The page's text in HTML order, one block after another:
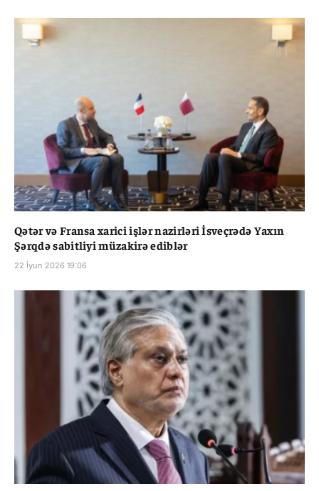
Qətər və Fransa xarici işlər nazirləri İsveçrədə Yaxın
Şərqdə sabitliyi müzakirə ediblər
22 İyun 2026 19:06